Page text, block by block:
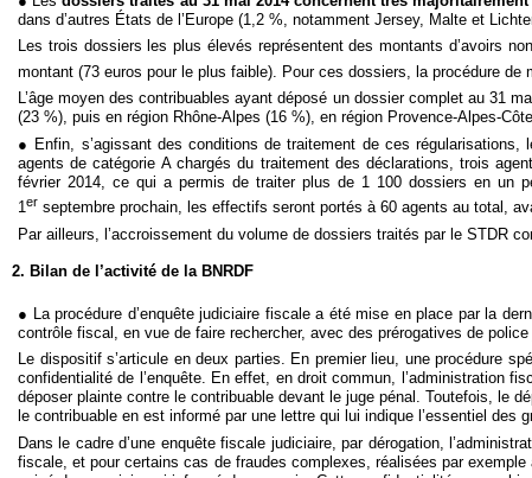
dans d’autres États de l’Europe (1,2 %, notamment Jersey, Malte et
Les trois dossiers les plus élevés représentent des montants d’avoirs
montant (73 euros pour le plus faible). Pour ces dossiers, la procédure
L’âge moyen des contribuables ayant déposé un dossier complet au 31
(23 %), puis en région Rhône-Alpes (16 %), en région Provence-Alpes-
● Enfin, s’agissant des conditions de traitement de ces
agents de catégorie A chargés du traitement des déclarations, trois
février 2014, ce qui a permis de traiter plus de 1 100 dossiers en un
1er septembre prochain, les effectifs seront portés à 60 agents au total,
Par ailleurs, l’accroissement du volume de dossiers traités par le STDR
2. Bilan de l’activité de la BNRDF
● La procédure d’enquête judiciaire fiscale a été mise en place par la
contrôle fiscal, en vue de faire rechercher, avec des prérogatives de
Le dispositif s’articule en deux parties. En premier lieu, une procédure
confidentialité de l’enquête. En effet, en droit commun, l’administration
déposer plainte contre le contribuable devant le juge pénal. Toutefois, le
le contribuable en est informé par une lettre qui lui indique l’essentiel
Dans le cadre d’une enquête fiscale judiciaire, par dérogation,
fiscale, et pour certains cas de fraudes complexes, réalisées par